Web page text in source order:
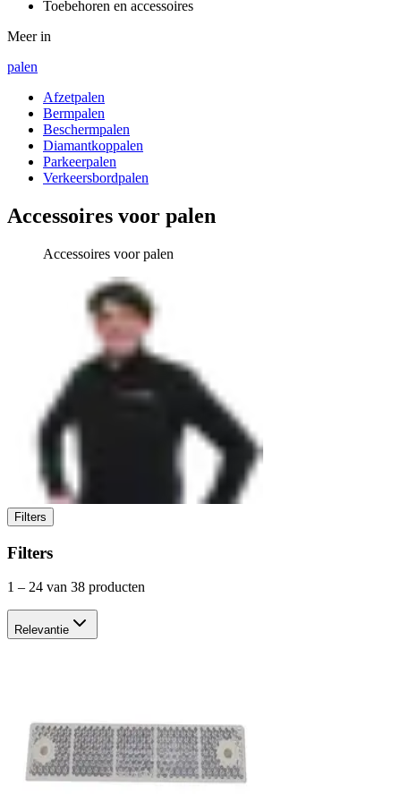
Toebehoren en accessoires
Meer in
palen
Afzetpalen
Bermpalen
Beschermpalen
Diamantkoppalen
Parkeerpalen
Verkeersbordpalen
Accessoires voor palen
Accessoires voor palen
Filters
Filters
1 – 24 van 38 producten
Relevantie